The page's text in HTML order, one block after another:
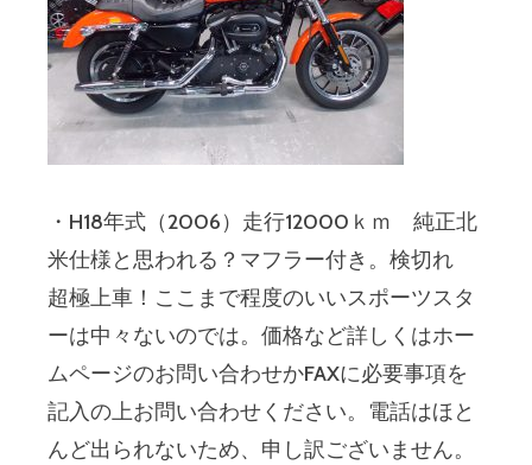
・H18年式（2006）走行12000ｋｍ 純正北
米仕様と思われる？マフラー付き。検切れ
超極上車！ここまで程度のいいスポーツスタ
ーは中々ないのでは。価格など詳しくはホー
ムページのお問い合わせかFAXに必要事項を
記入の上お問い合わせください。電話はほと
んど出られないため、申し訳ございません。